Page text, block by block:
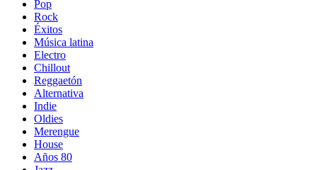
Pop
Rock
Éxitos
Música latina
Electro
Chillout
Reggaetón
Alternativa
Indie
Oldies
Merengue
House
Años 80